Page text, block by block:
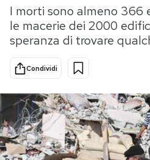
Tecnologia
Internet
Scienza
Cultura
Economia
Sport
PODCAST
I morti sono almeno 366
le macerie dei 2000
speranza di trovare
Condividi